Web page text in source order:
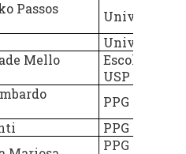
-
do Amazonas
- Fundação
e Recursos
- Universidade
Santana
Passos
Universidad
Mello
Escola de
USP
PPG
PPG
PPG